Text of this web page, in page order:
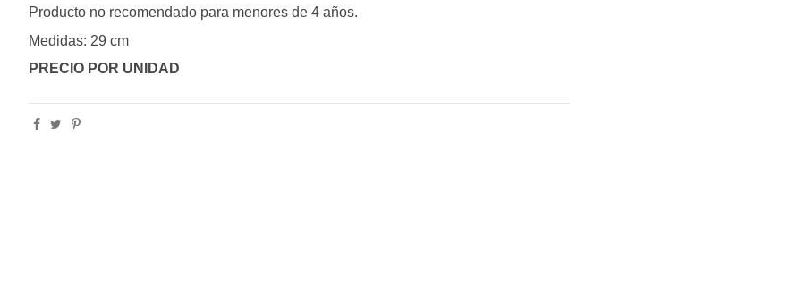
Producto no recomendado para menores de 4 años.
Medidas: 29 cm
PRECIO POR UNIDAD